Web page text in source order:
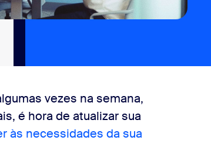
vezes na semana,
é hora de atualizar sua
às necessidades da sua